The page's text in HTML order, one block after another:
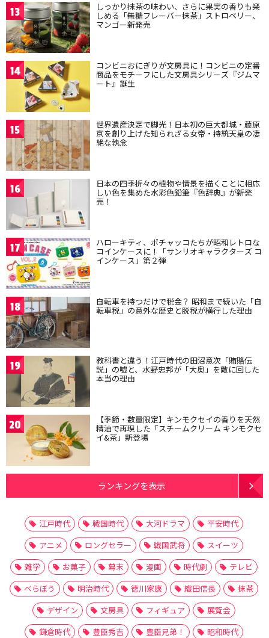
13 しっかり抹茶の味わい、さらに果実の香りも楽
しめる「無糖フレーバー抹茶」ストロベリー、
マンゴー新発売
14 コンビニおにぎりが文房具に！コンビニの定番
商品をモチーフにした文房具シリーズ『ジムマ
ート』誕生
15 世界遺産決定で脚光！日本初の巨大都城・藤原
京を創り上げた知られざる女帝・持統天皇の凄
絶な執念
16 日本の四季折々の植物や情景を描くことに相応
しい色を集めた水彩色鉛筆『色辞典』が新発
売！
17 ハローキティ、ポチャッコたちが昭和レトロな
コインケースに！「サンリオキャラクターズ コ
インケース」第２弾
18 自転車を持つだけで税金？ 昭和まで続いた「自
転車税」の意外な歴史と脱税が横行した理由
19 教科書と違う！江戸時代の田沼意次「賄賂伝
説」の嘘と、水野忠邦が「大奥」を敵に回した
本当の理由
20 【季節・数量限定】キンモクセイの香りを天然
精油で再現した「スチームクリーム キンモクセ
イ&茶」新登場
ランキングを表示
江戸時代 戦国時代 大河ドラマ
平安時代
アニメ
ロングセラー 戦国武将
スイーツ
雑学
お菓子 幕末 漫画 時代劇
テレビ
べらぼう
明治時代 徳川家康 織田信長
抹茶
デザイン
文房具 フィギュア
展覧会
鎌倉時代
豊臣秀吉 豊臣兄弟！
昭和時代